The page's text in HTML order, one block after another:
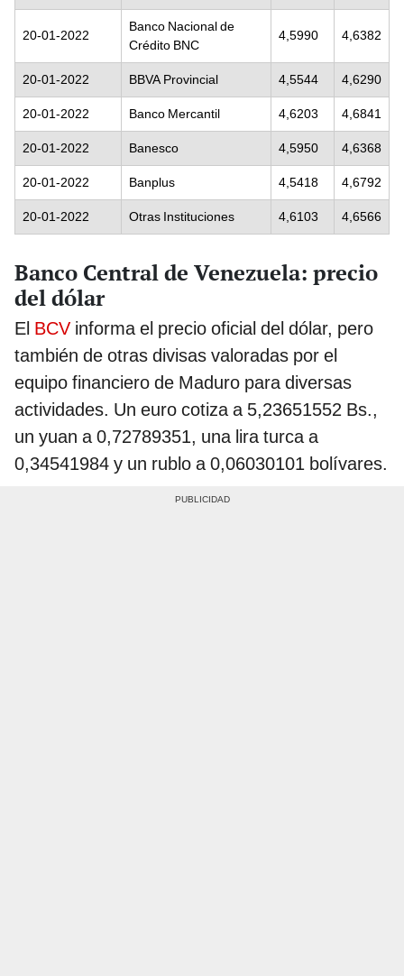
20-01-2022
Banco Nacional de
Crédito BNC
4,5990 4,6382
20-01-2022 BBVA Provincial 4,5544 4,6290
20-01-2022 Banco Mercantil 4,6203 4,6841
20-01-2022 Banesco 4,5950 4,6368
20-01-2022 Banplus 4,5418 4,6792
20-01-2022 Otras Instituciones 4,6103 4,6566
Banco Central de Venezuela: precio
del dólar
El BCV informa el precio oficial del dólar, pero
también de otras divisas valoradas por el
equipo financiero de Maduro para diversas
actividades. Un euro cotiza a 5,23651552 Bs.,
un yuan a 0,72789351, una lira turca a
0,34541984 y un rublo a 0,06030101 bolívares.